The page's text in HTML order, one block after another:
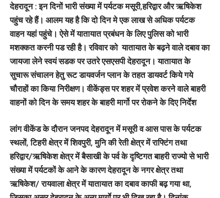
देहरादून : इन दिनों भारी संख्‍या में पर्यटक मसूरी,हरिद्वार और ऋषिकेश
पहुंच रहे हैं। आलम यह है कि दो दिन मे एक लाख से अधिक पर्यटक
वाहन यहां पहुंचे। ऐसे में यातायात प्रबंधन के लिए पुलिस को भारी
मशक्‍कत करनी पड रही है। रविवार को यातायात के बढ़ने वाले दबाव का
जायजा लेने स्वयं सडक पर उतरे एसएसपी देहरादून। यातायात के
सुचारू संचालन हेतु रूट डायवर्जन प्लान के तहत डायवर्ट किये गये
चौराहों का किया निरीक्षण। वीकेंड्स पर शहर में प्रवेश करने वाले बाहरी
वाहनों को दिन के समय शहर के बाहरी मार्गो पर रोकने के दिए निर्देश
लांग वीकेंड के दौरान जनपद देहरादून में मसूरी व आस पास के पर्यटक
स्थलों, टिहरी क्षेत्र में शिवपुरी, मुनि की रेती क्षेत्र में राफ्टिंग तथा
हरिद्वार/ऋषिकेश क्षेत्र में बैसाखी के पर्व के दृष्टिगत बाहरी राज्यो से भारी
संख्या में पर्यटकों के आने के कारण देहरादून के नगर क्षेत्र तथा
ऋषिकेश/ रायवाला क्षेत्र में यातायात का दबाव काफी बढ़ गया था,